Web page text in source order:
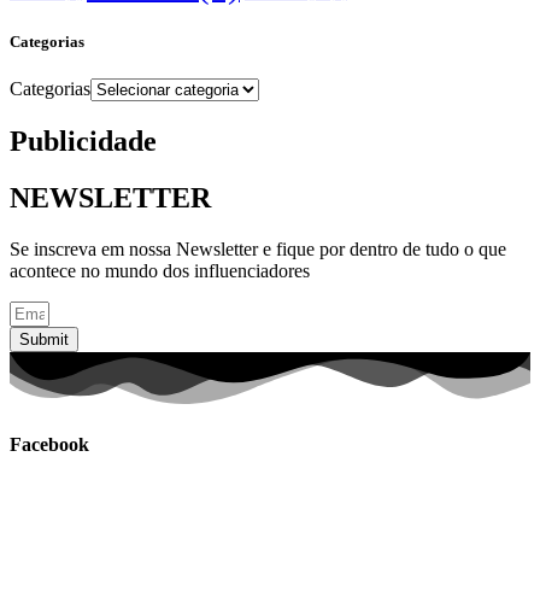
Categorias
Categorias
Publicidade
NEWSLETTER
Se inscreva em nossa Newsletter e fique por dentro de tudo o que
acontece no mundo dos influenciadores
Submit
Facebook